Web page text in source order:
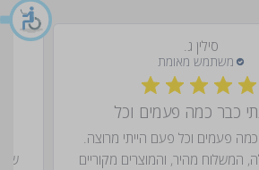
סילין ג.
כבר כמה פעמים וכל
פעמים וכל פעם הייתי מרוצה.
המשלוח מהיר, והמוצרים מקוריים